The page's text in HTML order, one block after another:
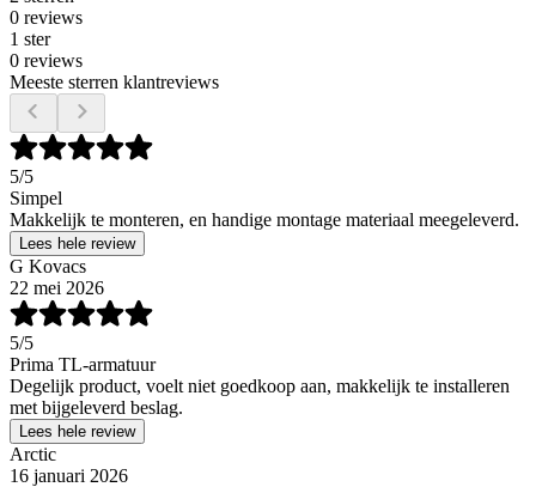
0 reviews
1 ster
0 reviews
Meeste sterren klantreviews
5/5
Simpel
Makkelijk te monteren, en handige montage materiaal meegeleverd.
Lees hele review
G Kovacs
22 mei 2026
5/5
Prima TL-armatuur
Degelijk product, voelt niet goedkoop aan, makkelijk te installeren
met bijgeleverd beslag.
Lees hele review
Arctic
16 januari 2026